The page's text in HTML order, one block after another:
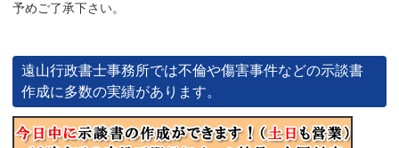
予めご了承下さい。
遠山行政書士事務所では不倫や傷害事件などの示談書
作成に多数の実績があります。